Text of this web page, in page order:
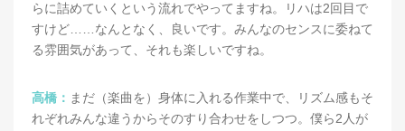
らに詰めていくという流れでやってますね。リハは2回目で
すけど……なんとなく、良いです。みんなのセンスに委ねて
る雰囲気があって、それも楽しいですね。
高橋： まだ（楽曲を）身体に入れる作業中で、リズム感もそ
れぞれみんな違うからそのすり合わせをしつつ。僕ら2人が